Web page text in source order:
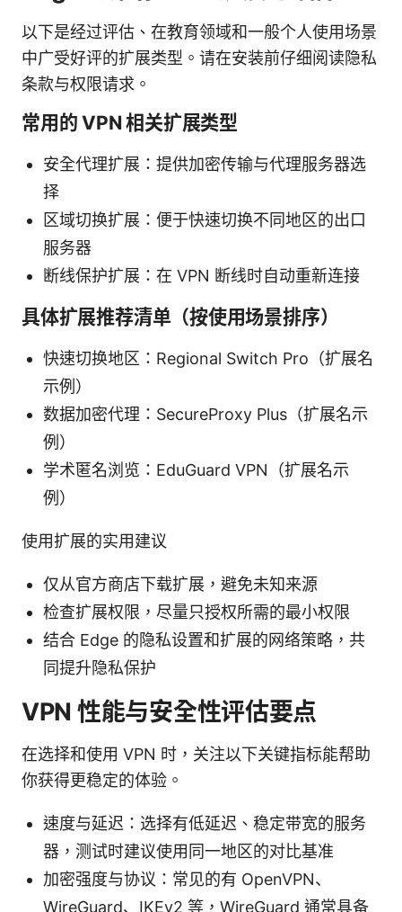
以下是经过评估、在教育领域和一般个人使用场景
中广受好评的扩展类型。请在安装前仔细阅读隐私
条款与权限请求。
常用的 VPN 相关扩展类型
安全代理扩展：提供加密传输与代理服务器选
择
区域切换扩展：便于快速切换不同地区的出口
服务器
断线保护扩展：在 VPN 断线时自动重新连接
具体扩展推荐清单（按使用场景排序）
快速切换地区：Regional Switch Pro（扩展名
示例）
数据加密代理：SecureProxy Plus（扩展名示
例）
学术匿名浏览：EduGuard VPN（扩展名示
例）
使用扩展的实用建议
仅从官方商店下载扩展，避免未知来源
检查扩展权限，尽量只授权所需的最小权限
结合 Edge 的隐私设置和扩展的网络策略，共
同提升隐私保护
VPN 性能与安全性评估要点
在选择和使用 VPN 时，关注以下关键指标能帮助
你获得更稳定的体验。
速度与延迟：选择有低延迟、稳定带宽的服务
器，测试时建议使用同一地区的对比基准
加密强度与协议：常见的有 OpenVPN、
WireGuard、IKEv2 等，WireGuard 通常具备